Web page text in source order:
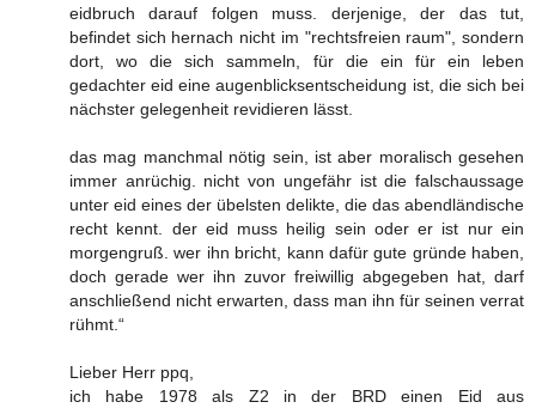
eidbruch darauf folgen muss. derjenige, der das tut,
befindet sich hernach nicht im "rechtsfreien raum", sondern
dort, wo die sich sammeln, für die ein für ein leben
gedachter eid eine augenblicksentscheidung ist, die sich bei
nächster gelegenheit revidieren lässt.
das mag manchmal nötig sein, ist aber moralisch gesehen
immer anrüchig. nicht von ungefähr ist die falschaussage
unter eid eines der übelsten delikte, die das abendländische
recht kennt. der eid muss heilig sein oder er ist nur ein
morgengruß. wer ihn bricht, kann dafür gute gründe haben,
doch gerade wer ihn zuvor freiwillig abgegeben hat, darf
anschließend nicht erwarten, dass man ihn für seinen verrat
rühmt.“
Lieber Herr ppq,
ich habe 1978 als Z2 in der BRD einen Eid aus